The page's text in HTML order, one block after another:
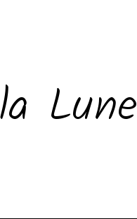
Lune